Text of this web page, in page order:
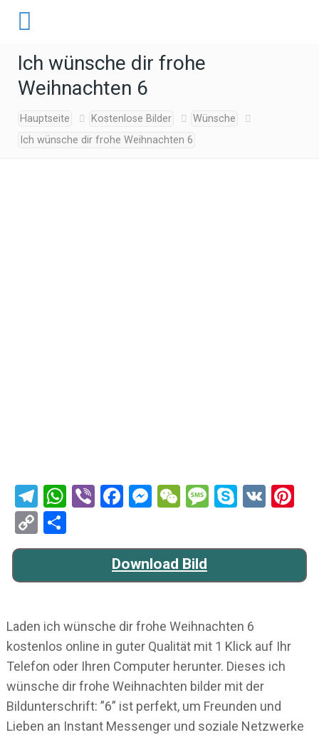
Ich wünsche dir frohe
Weihnachten 6
Hauptseite Kostenlose Bilder
Wünsche
Ich wünsche dir frohe Weihnachten 6
Telegram
WhatsApp
ViberFacebook
Messenger
WeChat
Message
Skype
VK
Copy
Link
Download Bild
Laden ich wünsche dir frohe Weihnachten 6
kostenlos online in guter Qualität mit 1 Klick auf Ihr
Telefon oder Ihren Computer herunter. Dieses ich
wünsche dir frohe Weihnachten bilder mit der
Bildunterschrift: ”6” ist perfekt, um Freunden und
Lieben an Instant Messenger und soziale Netzwerke